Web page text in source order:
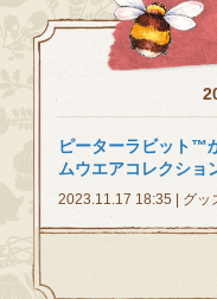
ピーターラビット™
ムウエアコレクショ
2023.11.17 18:35 | グッ